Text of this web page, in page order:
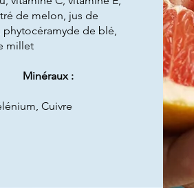
de melon, jus de
phytocéramyde de blé,
millet
Minéraux :
Cuivre